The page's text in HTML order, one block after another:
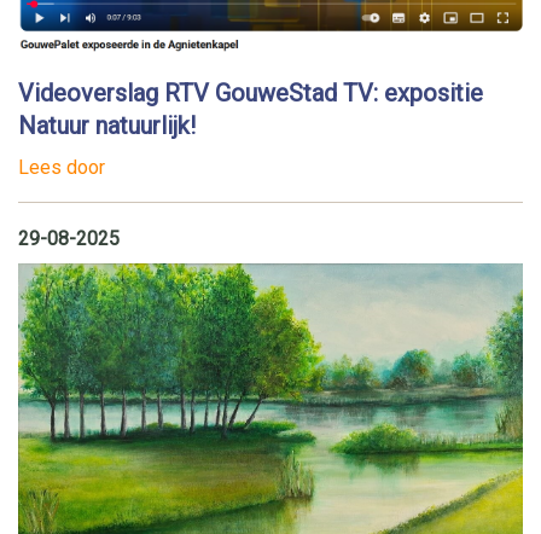
Videoverslag RTV GouweStad TV: expositie
Natuur natuurlijk!
Lees door
29-08-2025